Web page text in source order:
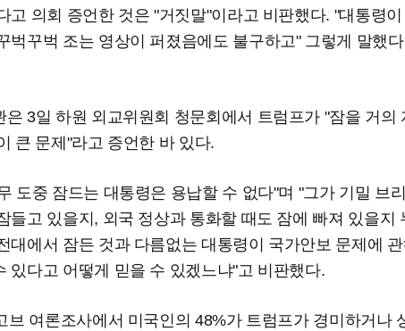
고 의회 증언한 것은 "거짓말"이라고 비판했다. "대통령
벅꾸벅 조는 영상이 퍼졌음에도 불구하고" 그렇게 말했
은 3일 하원 외교위원회 청문회에서 트럼프가 "잠을 거의
큰 문제"라고 증언한 바 있다.
도중 잠드는 대통령은 용납할 수 없다"며 "그가 기밀 브
들고 있을지, 외국 정상과 통화할 때도 잠에 빠져 있을지
대에서 잠든 것과 다름없는 대통령이 국가안보 문제에 관
있다고 어떻게 믿을 수 있겠느냐"고 비판했다.
브 여론조사에서 미국인의 48%가 트럼프가 경미하거나